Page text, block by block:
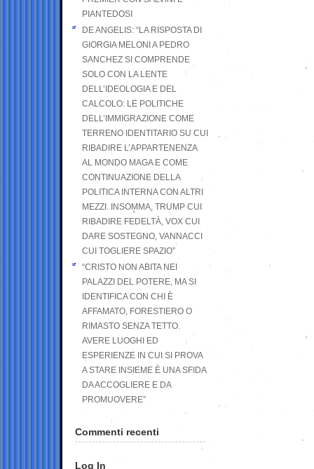
PIANTEDOSI
DE ANGELIS: “LA RISPOSTA DI
GIORGIA MELONI A PEDRO
SANCHEZ SI COMPRENDE
SOLO CON LA LENTE
DELL’IDEOLOGIA E DEL
CALCOLO: LE POLITICHE
DELL’IMMIGRAZIONE COME
TERRENO IDENTITARIO SU CUI
RIBADIRE L’APPARTENENZA
AL MONDO MAGA E COME
CONTINUAZIONE DELLA
POLITICA INTERNA CON ALTRI
MEZZI. INSOMMA, TRUMP CUI
RIBADIRE FEDELTÀ, VOX CUI
DARE SOSTEGNO, VANNACCI
CUI TOGLIERE SPAZIO”
“CRISTO NON ABITA NEI
PALAZZI DEL POTERE, MA SI
IDENTIFICA CON CHI È
AFFAMATO, FORESTIERO O
RIMASTO SENZA TETTO.
AVERE LUOGHI ED
ESPERIENZE IN CUI SI PROVA
A STARE INSIEME È UNA SFIDA
DA ACCOGLIERE E DA
PROMUOVERE”
Commenti recenti
Log In